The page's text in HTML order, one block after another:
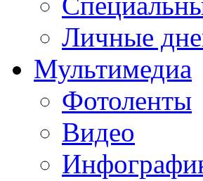
Личные
Мультимедиа
Фотоленты
Видео